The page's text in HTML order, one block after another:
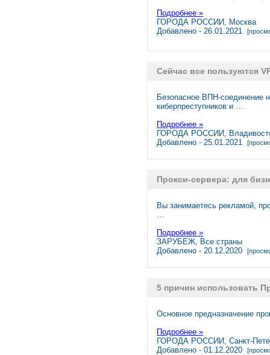
Подробнее »
ГОРОДА РОССИИ, Москва
Добавлено - 26.01.2021
Сейчас все пользуются
Безопасное ВПН-соединение
киберпреступников и …
Подробнее »
ГОРОДА РОССИИ,
Добавлено - 25.01.2021
Прокcи-сервера: для
Вы занимаетесь рекламой,
…
Подробнее »
ЗАРУБЕЖ, Все страны
Добавлено - 20.12.2020
5 причин использовать
Основное предназначение
Подробнее »
ГОРОДА РОССИИ, Санкт-
Добавлено - 01.12.2020